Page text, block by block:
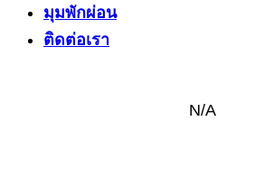
มุมพักผ่อน
ติดต่อเรา
N/A